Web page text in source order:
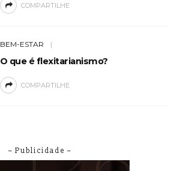
COMPARTILHE
BEM-ESTAR
O que é flexitarianismo?
COMPARTILHE
– Publicidade –